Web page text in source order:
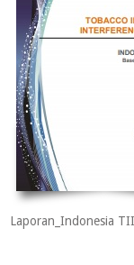
Laporan_Indonesia